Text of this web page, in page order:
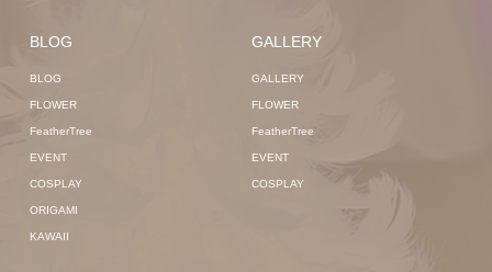
BLOG
BLOG
FLOWER
FeatherTree
EVENT
COSPLAY
ORIGAMI
KAWAII
GALLERY
GALLERY
FLOWER
FeatherTree
EVENT
COSPLAY